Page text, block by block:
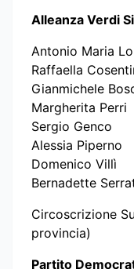
Alleanza Verdi
Antonio Maria
Raffaella
Gianmichele
Margherita Perri
Sergio Genco
Alessia Piperno
Domenico Villì
Bernadette
Circoscrizione
provincia)
Partito